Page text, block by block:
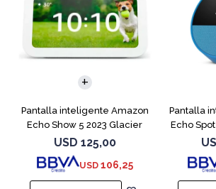
Pantalla inteligente Amazon
Echo Show 5 2023 Glacier
White
USD 125,00
USD 106,25
Pantalla
Echo